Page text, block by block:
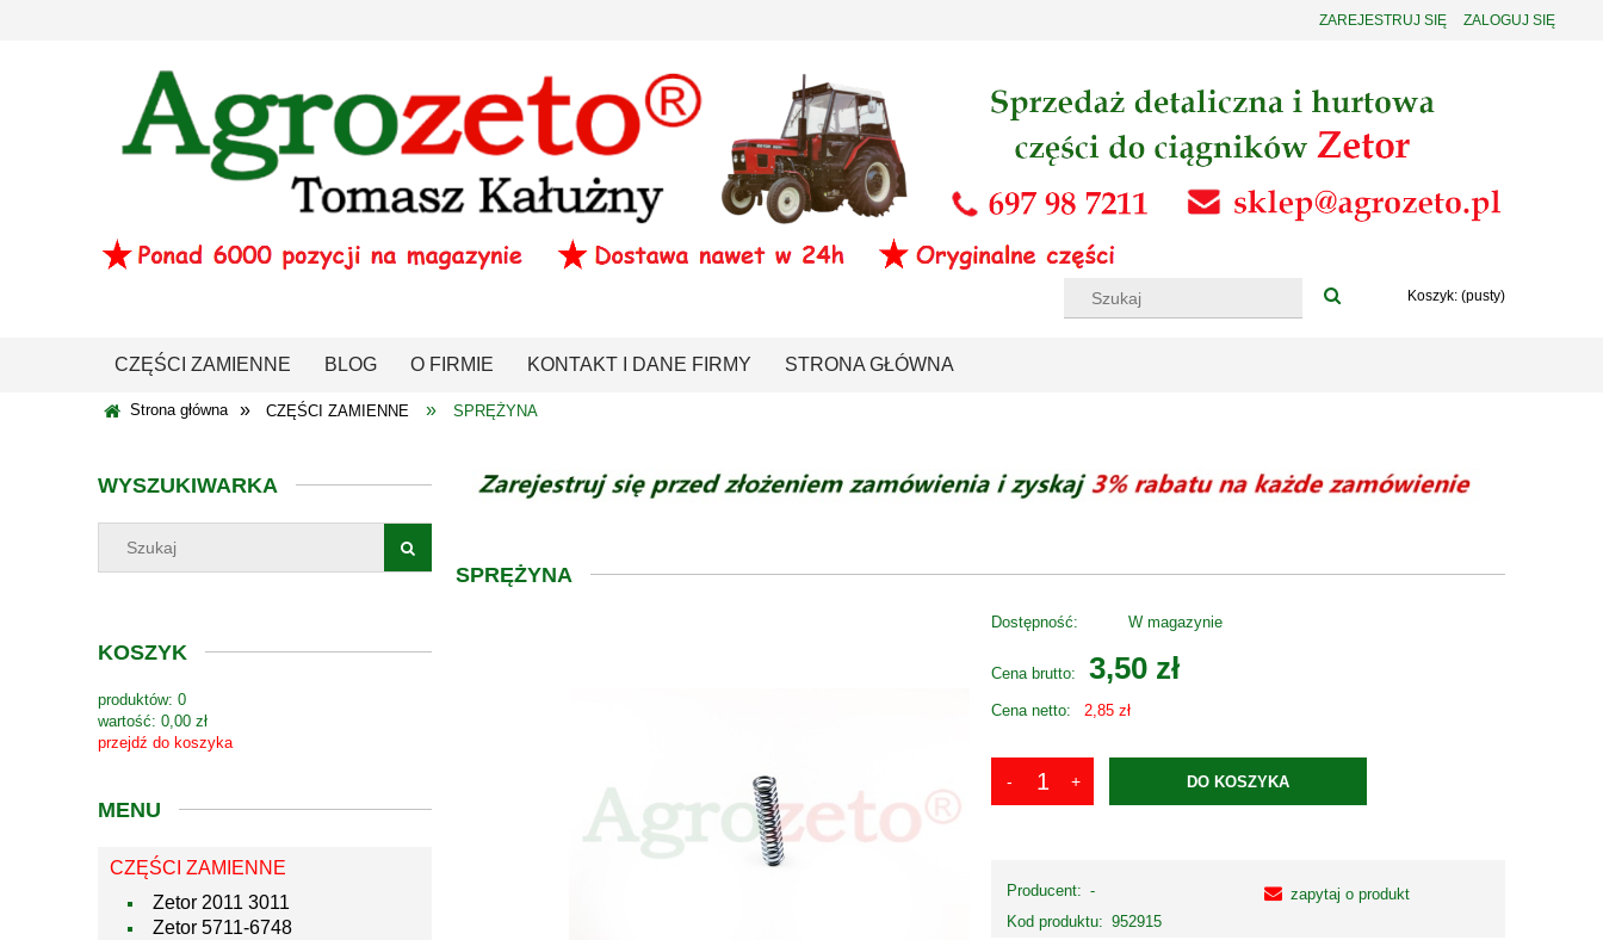
ZAREJESTRUJ SIĘ ZALOGUJ SIĘ
Koszyk: (pusty)
CZĘŚCI ZAMIENNE BLOG O FIRMIE KONTAKT I DANE FIRMY STRONA GŁÓWNA
Strona główna » CZĘŚCI ZAMIENNE » SPRĘŻYNA
WYSZUKIWARKA
KOSZYK
produktów: 0
wartość: 0,00 zł
przejdź do koszyka
MENU
CZĘŚCI ZAMIENNE
Zetor 2011 3011
Zetor 5711-6748
SPRĘŻYNA
Dostępność: W magazynie
Cena brutto: 3,50 zł
Cena netto: 2,85 zł
DO KOSZYKA
Producent: -
Kod produktu: 952915
zapytaj o produkt